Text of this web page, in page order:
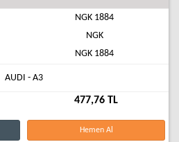
NGK 1884
NGK
NGK 1884
AUDI - A3
477,76 TL
Hemen Al